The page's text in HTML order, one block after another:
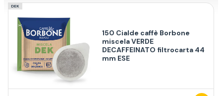
DEK
150 Cialde caffè Borbone
miscela VERDE
DECAFFEINATO filtrocarta 44
mm ESE